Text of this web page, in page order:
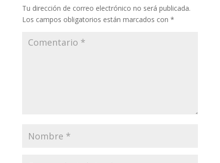
Tu dirección de correo electrónico no será publicada.
Los campos obligatorios están marcados con *